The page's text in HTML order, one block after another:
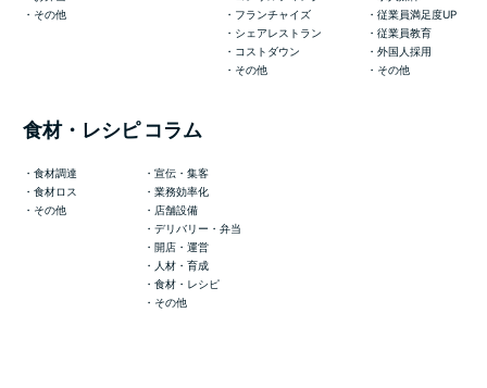
その他
フランチャイズ
シェアレストラン
コストダウン
その他
従業員満足度UP
従業員教育
外国人採用
その他
食材・レシピ
食材調達
食材ロス
その他
コラム
宣伝・集客
業務効率化
店舗設備
デリバリー・弁当
開店・運営
人材・育成
食材・レシピ
その他